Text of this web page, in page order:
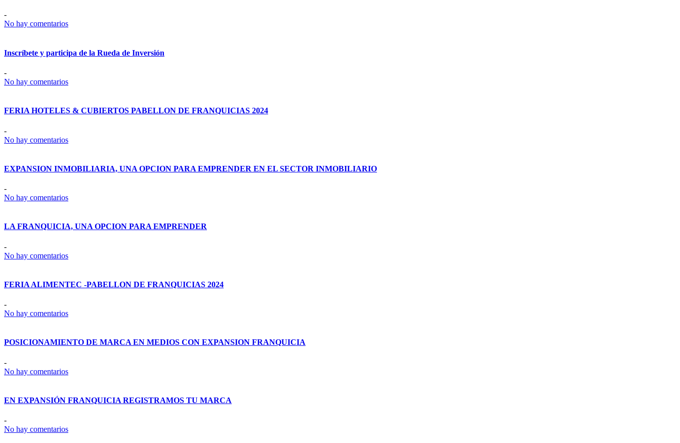
-
No hay comentarios
Inscríbete y participa de la Rueda de Inversión
-
No hay comentarios
FERIA HOTELES & CUBIERTOS PABELLON DE FRANQUICIAS 2024
-
No hay comentarios
EXPANSION INMOBILIARIA, UNA OPCION PARA EMPRENDER EN EL SECTOR INMOBILIARIO
-
No hay comentarios
LA FRANQUICIA, UNA OPCION PARA EMPRENDER
-
No hay comentarios
FERIA ALIMENTEC -PABELLON DE FRANQUICIAS 2024
-
No hay comentarios
POSICIONAMIENTO DE MARCA EN MEDIOS CON EXPANSION FRANQUICIA
-
No hay comentarios
EN EXPANSIÓN FRANQUICIA REGISTRAMOS TU MARCA
-
No hay comentarios